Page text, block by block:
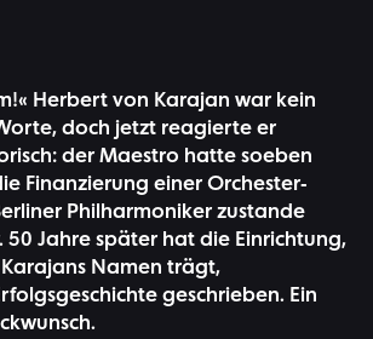
Herbert von Karajan war kein
doch jetzt reagierte er
der Maestro hatte soeben
Finanzierung einer Orchester-
Philharmoniker zustande
Jahre später hat die Einrichtung,
Namen trägt,
geschrieben. Ein